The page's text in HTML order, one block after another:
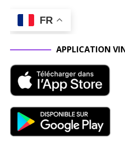
FR
APPLICATION